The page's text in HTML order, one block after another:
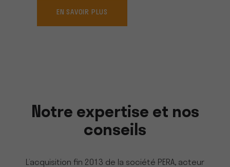
EN SAVOIR PLUS
Notre expertise et nos
conseils
L’acquisition fin 2013 de la société PERA, acteur